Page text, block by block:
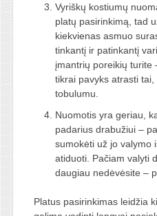
Vyriškų kostiumų
platų pasirinkimą, tad
kiekvienas asmuo
tinkantį ir patinkantį
įmantrių poreikių turite
tikrai pavyks atrasti
tobulumu.
Nuomotis yra geriau,
padarius drabužiui –
sumokėti už jo valymo
atiduoti. Pačiam valyti
daugiau nedėvėsite –
Platus pasirinkimas leidžia